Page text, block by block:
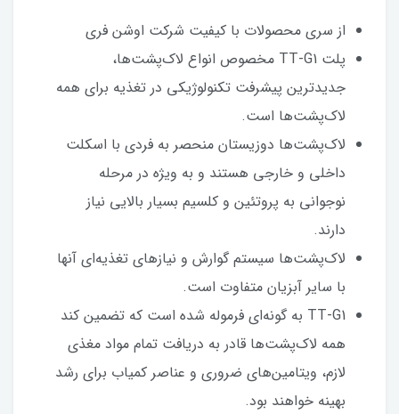
از سری محصولات با کیفیت شرکت اوشن فری
پلت TT-G1 مخصوص انواع لاک‌پشت‌ها،
جدیدترین پیشرفت تکنولوژیکی در تغذیه برای همه
لاک‌پشت‌ها است.
لاک‌پشت‌ها دوزیستان منحصر به فردی با اسکلت
داخلی و خارجی هستند و به ویژه در مرحله
نوجوانی به پروتئین و کلسیم بسیار بالایی نیاز
دارند.
لاک‌پشت‌ها سیستم گوارش و نیازهای تغذیه‌ای آنها
با سایر آبزیان متفاوت است.
TT-G1 به گونه‌ای فرموله شده است که تضمین کند
همه لاک‌پشت‌ها قادر به دریافت تمام مواد مغذی
لازم، ویتامین‌های ضروری و عناصر کمیاب برای رشد
بهینه خواهند بود.